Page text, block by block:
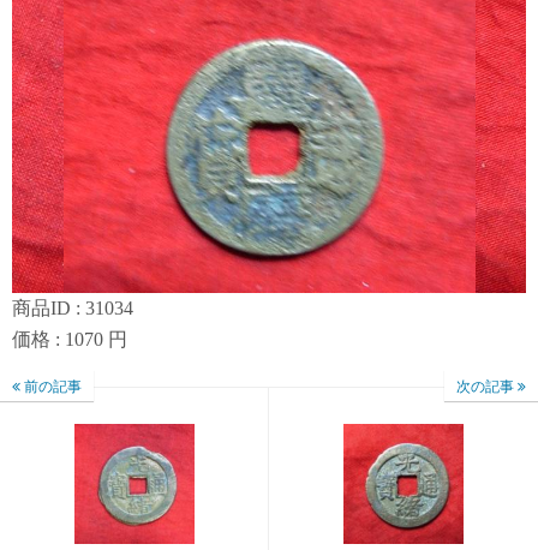
商品ID : 31034
価格 : 1070 円
前の記事 次の記事